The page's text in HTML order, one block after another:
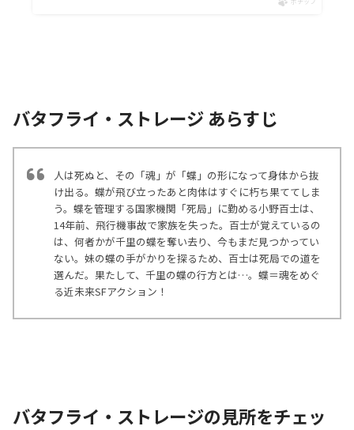
バタフライ・ストレージ あらすじ
人は死ぬと、その「魂」が「蝶」の形になって身体から抜
け出る。蝶が飛び立ったあと肉体はすぐに朽ち果ててしま
う。蝶を管理する国家機関「死局」に勤める小野百士は、
14年前、飛行機事故で家族を失った。百士が覚えているの
は、何者かが千里の蝶を奪い去り、今もまだ見つかってい
ない。妹の蝶の手がかりを探るため、百士は死局での道を
選んだ。果たして、千里の蝶の行方とは…。蝶＝魂をめぐ
る近未来SFアクション！
バタフライ・ストレージの見所をチェッ